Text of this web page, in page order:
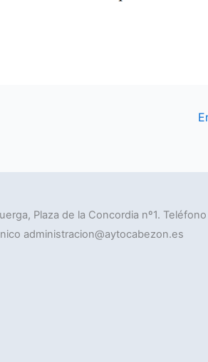
Plaza de la Concordia nº1.
administracion@aytocabezon.es